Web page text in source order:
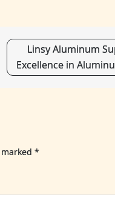
Linsy Aluminum
Excellence in
marked*